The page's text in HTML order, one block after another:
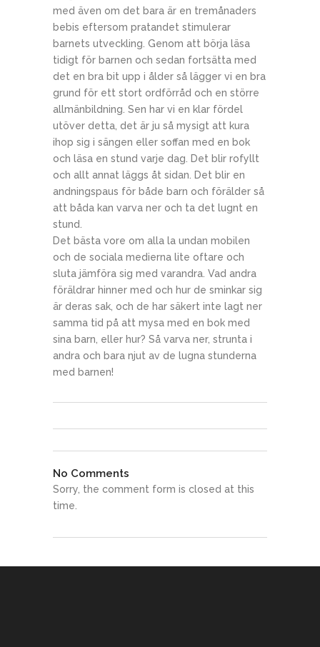
med även om det bara är en tremånaders
bebis eftersom pratandet stimulerar
barnets utveckling. Genom att börja läsa
tidigt för barnen och sedan fortsätta med
det en bra bit upp i ålder så lägger vi en bra
grund för ett stort ordförråd och en större
allmänbildning. Sen har vi en klar fördel
utöver detta, det är ju så mysigt att kura
ihop sig i sängen eller soffan med en bok
och läsa en stund varje dag. Det blir rofyllt
och allt annat läggs åt sidan. Det blir en
andningspaus för både barn och förälder så
att båda kan varva ner och ta det lugnt en
stund.
Det bästa vore om alla la undan mobilen
och de sociala medierna lite oftare och
sluta jämföra sig med varandra. Vad andra
föräldrar hinner med och hur de sminkar sig
är deras sak, och de har säkert inte lagt ner
samma tid på att mysa med en bok med
sina barn, eller hur? Så varva ner, strunta i
andra och bara njut av de lugna stunderna
med barnen!
No Comments
Sorry, the comment form is closed at this
time.